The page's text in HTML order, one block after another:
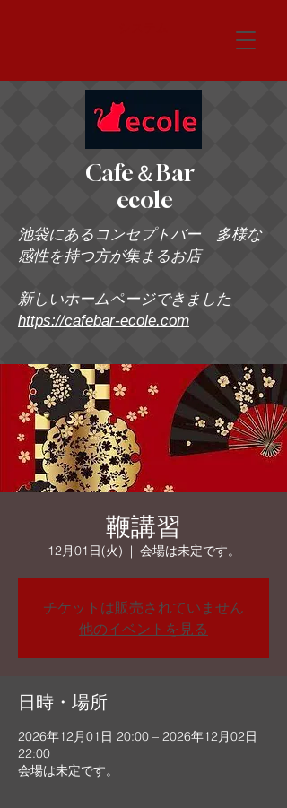
Cafe＆Bar
ecole
池袋にあるコンセプトバー 多様な
感性を持つ方が集まるお店
新しいホームページできました
https://cafebar-ecole.com
鞭講習
12月01日(火)
  |
会場は未定です。
チケットは販売されていません
他のイベントを見る
日時・場所
2026年12月01日 20:00 – 2026年12月02日
22:00
会場は未定です。